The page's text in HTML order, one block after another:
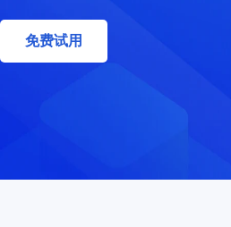
免费试用